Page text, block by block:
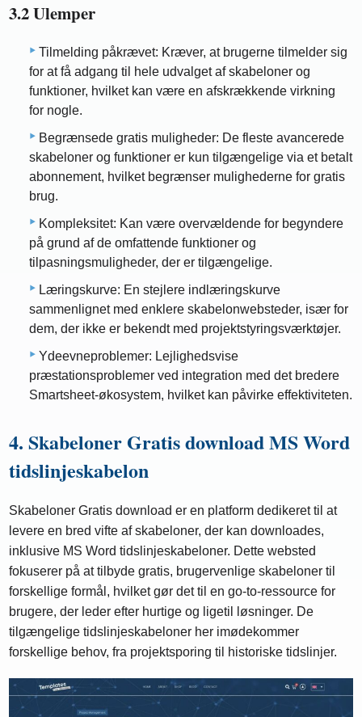
3.2 Ulemper
Tilmelding påkrævet: Kræver, at brugerne tilmelder sig
for at få adgang til hele udvalget af skabeloner og
funktioner, hvilket kan være en afskrækkende virkning
for nogle.
Begrænsede gratis muligheder: De fleste avancerede
skabeloner og funktioner er kun tilgængelige via et betalt
abonnement, hvilket begrænser mulighederne for gratis
brug.
Kompleksitet: Kan være overvældende for begyndere
på grund af de omfattende funktioner og
tilpasningsmuligheder, der er tilgængelige.
Læringskurve: En stejlere indlæringskurve
sammenlignet med enklere skabelonwebsteder, især for
dem, der ikke er bekendt med projektstyringsværktøjer.
Ydeevneproblemer: Lejlighedsvise
præstationsproblemer ved integration med det bredere
Smartsheet-økosystem, hvilket kan påvirke effektiviteten.
4. Skabeloner Gratis download MS Word
tidslinjeskabelon
Skabeloner Gratis download er en platform dedikeret til at
levere en bred vifte af skabeloner, der kan downloades,
inklusive MS Word tidslinjeskabeloner. Dette websted
fokuserer på at tilbyde gratis, brugervenlige skabeloner til
forskellige formål, hvilket gør det til en go-to-ressource for
brugere, der leder efter hurtige og ligetil løsninger. De
tilgængelige tidslinjeskabeloner her imødekommer
forskellige behov, fra projektsporing til historiske tidslinjer.